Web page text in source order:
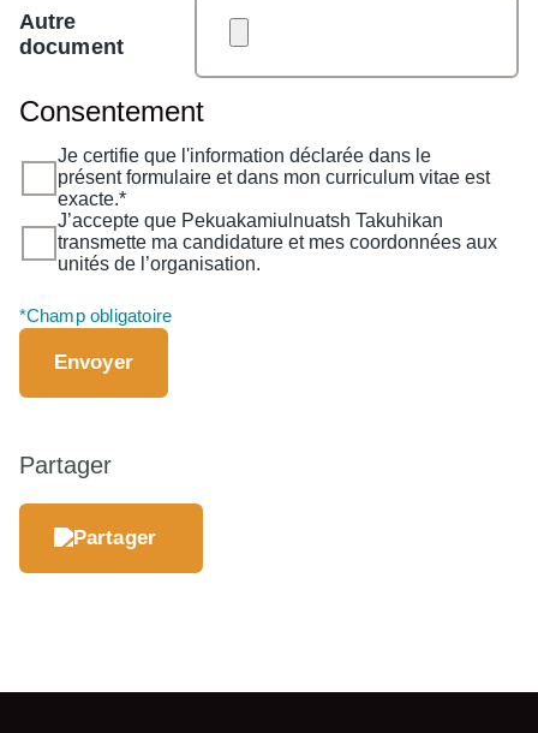
Autre
document
Consentement
Consentement
Je certifie que l'information déclarée dans le
présent formulaire et dans mon curriculum vitae est
exacte.*
J’accepte que Pekuakamiulnuatsh Takuhikan
transmette ma candidature et mes coordonnées aux
unités de l’organisation.
Envoyer